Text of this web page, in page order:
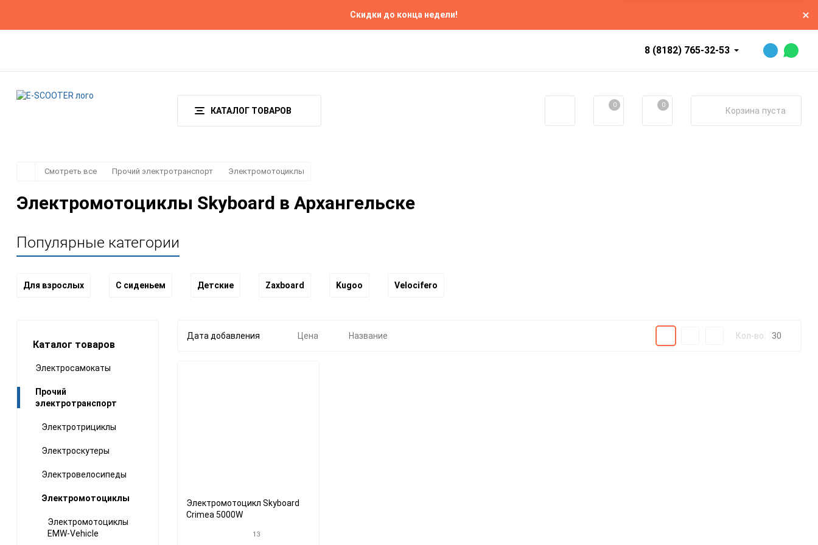
Скидки до конца недели!
О магазине Гарантия Оплата и доставка Прокат Ремонт Контакты
8 (8182) 765-32-53
КАТАЛОГ ТОВАРОВ
0 0
Корзина пуста
Смотреть все Прочий электротранспорт Электромотоциклы
Электромотоциклы Skyboard в Архангельске
Популярные категории
Для взрослых С сиденьем Детские Zaxboard Kugoo Velocifero
Каталог товаров
Электросамокаты
Прочий
электротранспорт
Электротрициклы
Электроскутеры
Электровелосипеды
Электромотоциклы
Электромотоциклы
EMW-Vehicle
Дата добавления Цена Название КомпактноКол-во: 30
Электромотоцикл Skyboard
Crimea 5000W
13